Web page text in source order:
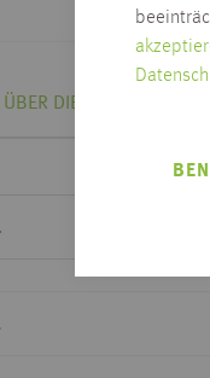
ÜBER DIE KREUZTABELLE